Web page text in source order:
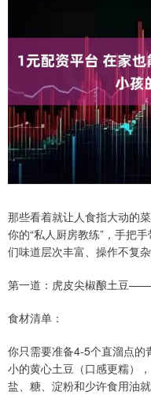
那些看着就让人食指大动的
你的“私人厨房教练”，手把
们味道层次丰富、操作不复
第一道：虎皮尖椒酿土豆
食材清单：
你只需要准备4-5个直溜点的
小的黄心土豆（口感更糯）
盐、糖、淀粉和少许食用油就